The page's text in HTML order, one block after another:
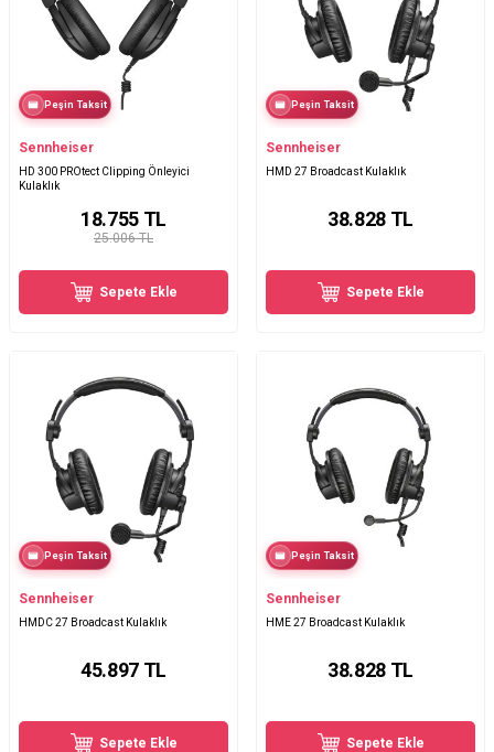
Peşin Taksit
Sennheiser
HD 300 PROtect Clipping Önleyici
Kulaklık
25.006 TL
18.755TL
Sepete Ekle
Peşin Taksit
Sennheiser
HMD 27 Broadcast Kulaklık
38.828TL
Sepete Ekle
Peşin Taksit
Sennheiser
HMDC 27 Broadcast Kulaklık
45.897TL
Sepete Ekle
Peşin Taksit
Sennheiser
HME 27 Broadcast Kulaklık
38.828TL
Sepete Ekle